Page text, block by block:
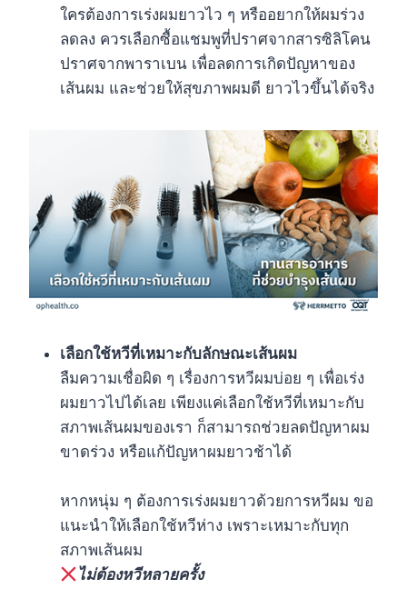
ใครต้องการเร่งผมยาวไว ๆ หรืออยากให้ผมร่วง
ลดลง ควรเลือกซื้อแชมพูที่ปราศจากสารซิลิโคน
ปราศจากพาราเบน เพื่อลดการเกิดปัญหาของ
เส้นผม และช่วยให้สุขภาพผมดี ยาวไวขึ้นได้จริง
เลือกใช้หวีที่เหมาะกับลักษณะเส้นผม
ลืมความเชื่อผิด ๆ เรื่องการหวีผมบ่อย ๆ เพื่อเร่ง
ผมยาวไปได้เลย เพียงแค่เลือกใช้หวีที่เหมาะกับ
สภาพเส้นผมของเรา ก็สามารถช่วยลดปัญหาผม
ขาดร่วง หรือแก้ปัญหาผมยาวช้าได้
หากหนุ่ม ๆ ต้องการเร่งผมยาวด้วยการหวีผม ขอ
แนะนำให้เลือกใช้หวีห่าง เพราะเหมาะกับทุก
สภาพเส้นผม
ไม่ต้องหวีหลายครั้ง